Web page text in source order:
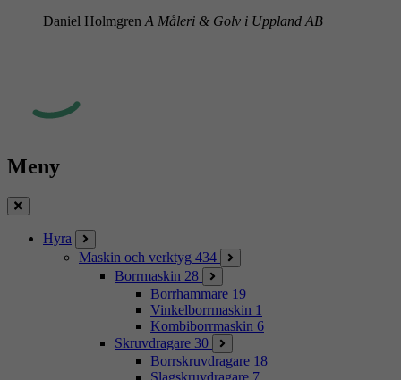
Daniel Holmgren A Måleri & Golv i Uppland AB
Meny
Stäng
Hyra
Maskin och verktyg 434
Borrmaskin 28
Borrhammare 19
Vinkelborrmaskin 1
Kombiborrmaskin 6
Skruvdragare 30
Borrskruvdragare 18
Slagskruvdragare 7